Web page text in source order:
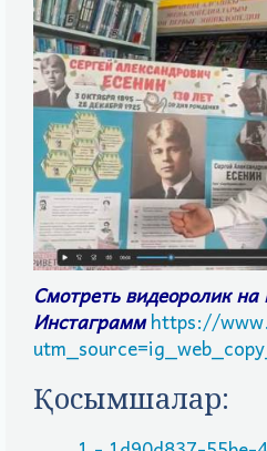
Смотреть видеоролик
Инстаграммhttps://
Қосымшалар: